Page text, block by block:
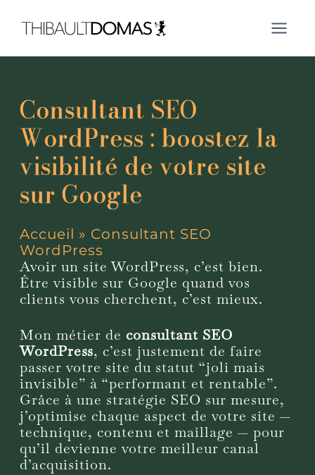
contenu
Consultant SEO
WordPress : boostez la
visibilité de votre site
sur Google
Accueil » Consultant SEO
WordPress
Avoir un site WordPress, c’est bien.
Être visible sur Google quand vos
clients vous cherchent, c’est mieux.
Mon métier de consultant SEO
WordPress, c’est justement de faire
passer votre site du statut “joli mais
invisible” à “performant et rentable”.
Grâce à une stratégie SEO sur mesure,
j’optimise chaque aspect de votre site —
technique, contenu et maillage — pour
qu’il devienne votre meilleur canal
d’acquisition.